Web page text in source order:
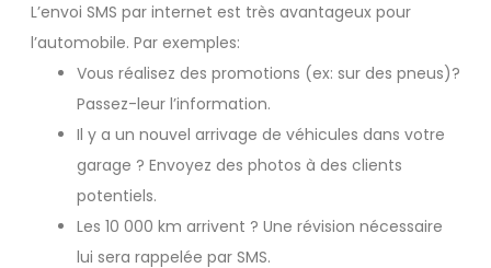
L’envoi SMS par internet est très avantageux pour
l’automobile. Par exemples:
Vous réalisez des promotions (ex: sur des pneus)?
Passez-leur l’information.
Il y a un nouvel arrivage de véhicules dans votre
garage ? Envoyez des photos à des clients
potentiels.
Les 10 000 km arrivent ? Une révision nécessaire
lui sera rappelée par SMS.